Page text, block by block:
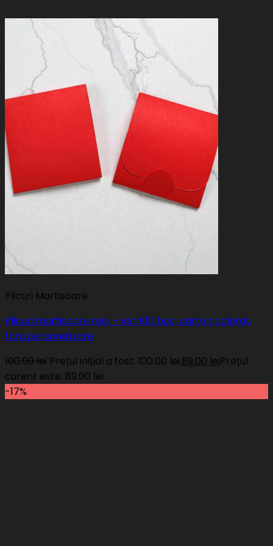
Plicuri Martisoare
Plicuri martisoare rosii – set 100 buc, carton colorat,
fara personalizare
100.00lei Prețul inițial a fost: 100.00 lei.89.00 leiPrețul
curent este: 89.00 lei.
-17%